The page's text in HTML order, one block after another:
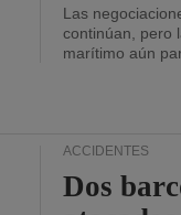
Las
continúan, pero
marítimo aún
ACCIDENTES
Dos